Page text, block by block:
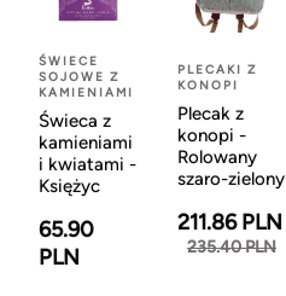
ŚWIECE
SOJOWE Z
KAMIENIAMI
Świeca z
kamieniami
i kwiatami -
Księżyc
65.90
PLN
PLECAKI Z
KONOPI
Plecak z
konopi -
Rolowany
szaro-zielony
211.86 PLN
235.40 PLN